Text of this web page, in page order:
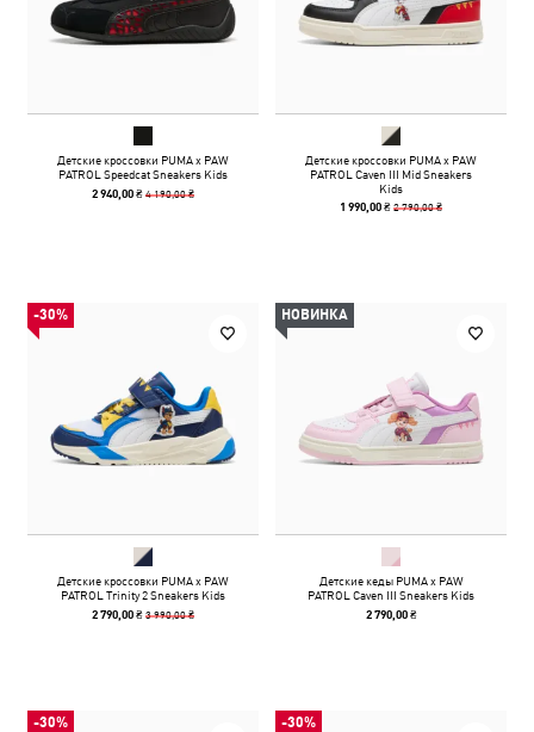
Детские кроссовки PUMA x PAW
PATROL Speedcat Sneakers Kids
2 940,00 ₴4 190,00 ₴
Детские кроссовки PUMA x PAW
PATROL Caven III Mid Sneakers
Kids
1 990,00 ₴2 790,00 ₴
-30%
Детские кроссовки PUMA x PAW
PATROL Trinity 2 Sneakers Kids
2 790,00 ₴3 990,00 ₴
НОВИНКА
Детские кеды PUMA x PAW
PATROL Caven III Sneakers Kids
2 790,00 ₴
-30% -30%